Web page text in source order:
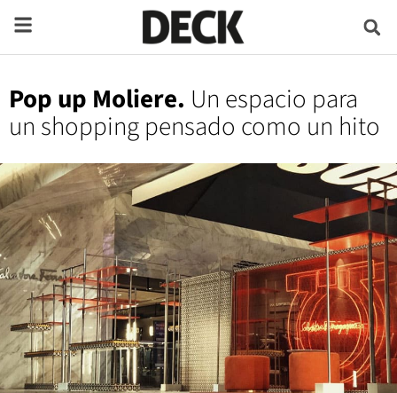
Pop up Moliere. Un espacio para
un shopping pensado como un hito